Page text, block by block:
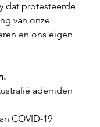
dat protesteerde
van onze
en ons eigen
ademden
COVID-19